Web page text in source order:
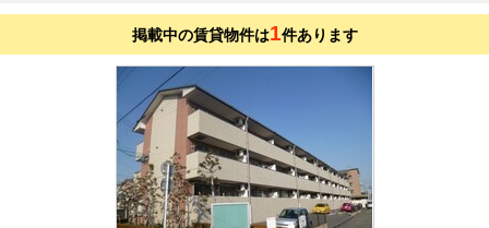
通勤通学時間から
物件特集から
TOP
掲載中の賃貸物件は1件あります